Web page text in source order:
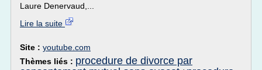
Laure Denervaud,...
Lire la suite
Site : youtube.com
Thèmes liés : procedure de divorce par